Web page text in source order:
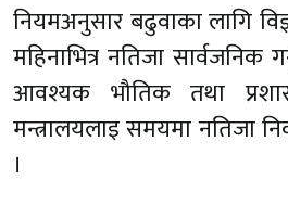
नियमअनुसार बढुवाका लागि
महिनाभित्र नतिजा सार्वजनिक
आवश्यक भौतिक तथा
मन्त्रालयलाइ समयमा नतिजा
।